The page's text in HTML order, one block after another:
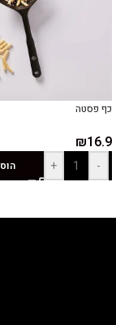
כף פסטה
₪16.9
-
+